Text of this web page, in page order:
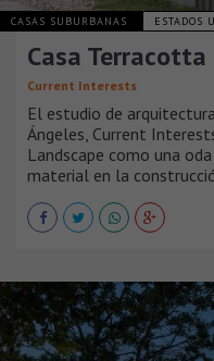
CASAS SUBURBANAS ESTADOS
Casa Terracotta
Current Interests
El estudio de
Ángeles, Current
Landscape como una
material en la